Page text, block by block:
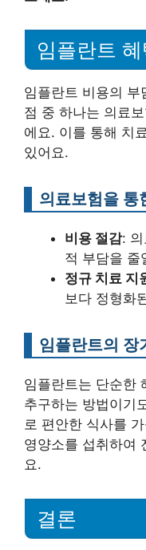
임플란트 혜
임플란트 비용의
점 중 하나는 의료
에요. 이를 통해 치
있어요.
의료보험을 통
비용 절감: 의
적 부담을 줄
정규 치료 지
보다 정형화
임플란트의 장
임플란트는 단순한
추구하는 방법이기
로 편안한 식사를
영양소를 섭취하여
요.
결론